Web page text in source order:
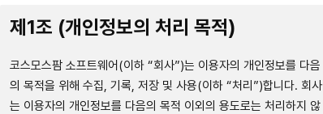
제1장 총칙
제1조 (개인정보의 처리 목적)
코스모스팜 소프트웨어(이하 “회사”)는 이용자의 개인정보를 다음
의 목적을 위해 수집, 기록, 저장 및 사용(이하 “처리”)합니다. 회사
는 이용자의 개인정보를 다음의 목적 이외의 용도로는 처리하지 않